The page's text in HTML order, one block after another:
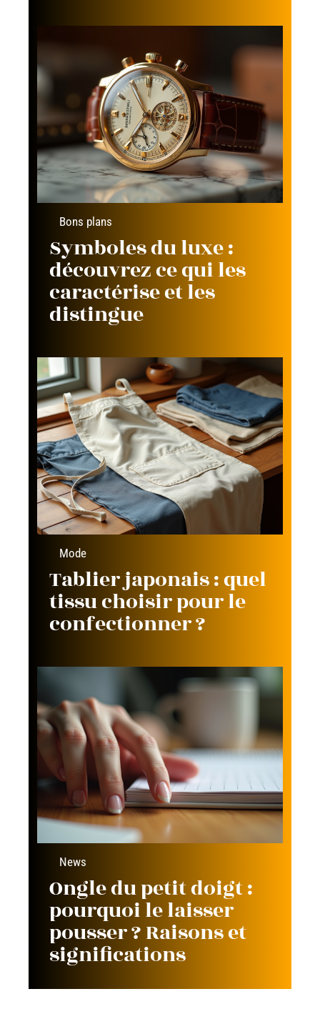
Bons plans
Symboles du luxe :
découvrez ce qui les
caractérise et les
distingue
Mode
Tablier japonais : quel
tissu choisir pour le
confectionner ?
News
Ongle du petit doigt :
pourquoi le laisser
pousser ? Raisons et
significations